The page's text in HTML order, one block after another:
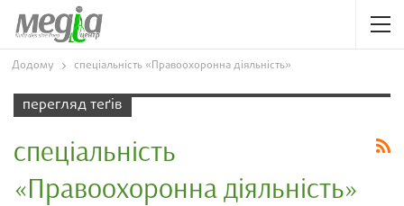
Додому спеціальність «Правоохоронна діяльність»
перегляд теґів
спеціальність
«Правоохоронна діяльність»